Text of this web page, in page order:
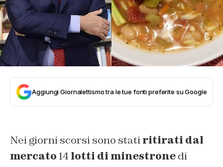
Aggiungi Giornalettismo tra le tue fonti preferite su Google
Nei giorni scorsi sono statiritirati dal
mercato14lotti di minestronedi